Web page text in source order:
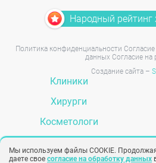
Народный рейтинг
Политика конфиденциальности
данных Согласие на
Создание сайта –
Клиники
Хирурги
Косметологи
Мы используем файлы COOKIE.
даете свое согласие на обработку данных